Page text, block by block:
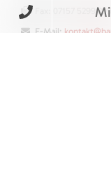
Fax: 07157 5299 399
E-Mail: